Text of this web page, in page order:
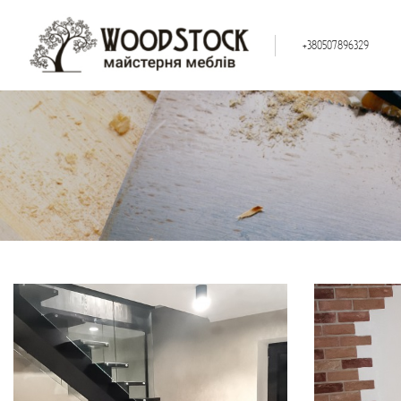
+380507896329